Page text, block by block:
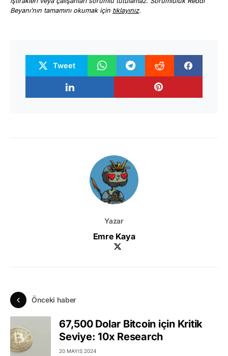
Beyanı’nın tamamını okumak için tıklayınız.
Tweet
Yazar
Emre Kaya
Önceki haber
67,500 Dolar Bitcoin için Kritik
Seviye: 10x Research
20 MAYIS 2024